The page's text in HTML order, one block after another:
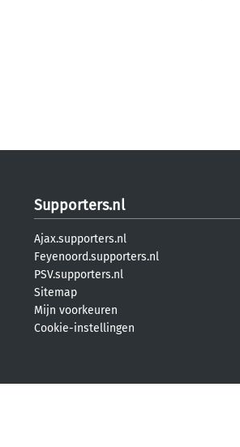
Supporters.nl
Ajax.supporters.nl
Feyenoord.supporters.nl
PSV.supporters.nl
Sitemap
Mijn voorkeuren
Cookie-instellingen